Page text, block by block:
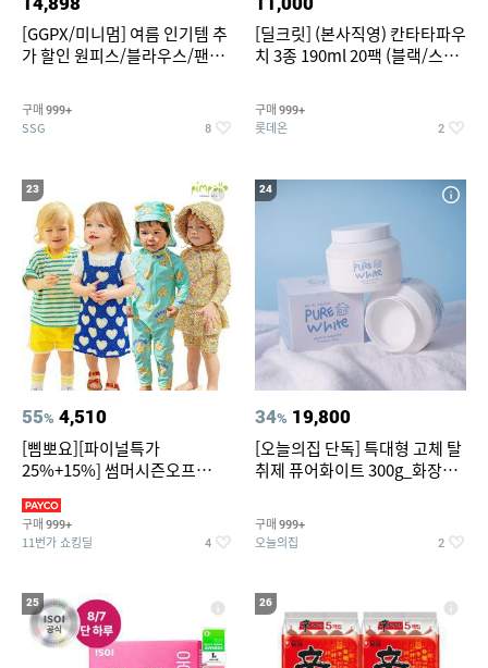
[GGPX/미니멈] 여름 인기템 추
가 할인 원피스/블라우스/팬츠
구매 999+
SSG 8
[딜크릿] (본사직영) 칸타타파우
치 3종 190ml 20팩 (블랙/스위
구매 999+
롯데온 2
23
55% 4,510
[삠뽀요][파이널특가
25%+15%] 썸머시즌오프
영복/티셔츠/
구매 999+
11번가 쇼킹딜 4
24
34% 19,800
[오늘의집 단독] 특대형 고체 탈
취제 퓨어화이트 300g_화장실
구매 999+
오늘의집 2
25 26